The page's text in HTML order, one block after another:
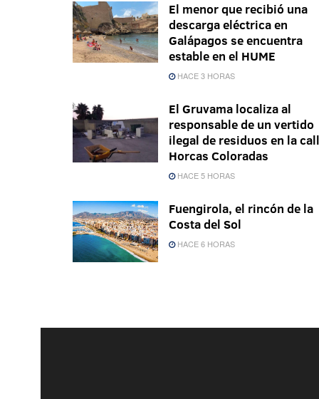
El menor que recibió una
descarga eléctrica en
Galápagos se encuentra
estable en el HUME
HACE 3 HORAS
El Gruvama localiza al
responsable de un vertido
ilegal de residuos en la
Horcas Coloradas
HACE 5 HORAS
Fuengirola, el rincón de la
Costa del Sol
HACE 6 HORAS